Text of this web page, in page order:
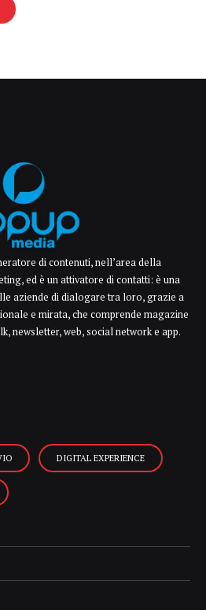
di contenuti, nell’area della
ed è un attivatore di contatti: è una
aziende di dialogare tra loro, grazie a
e mirata, che comprende magazine
newsletter, web, social network e app.
DIGITAL EXPERIENCE